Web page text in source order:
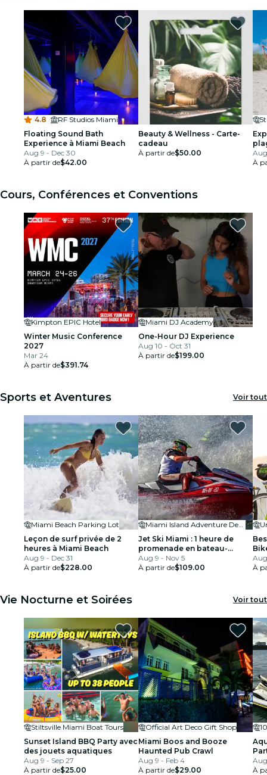
4.8 ·
RF Studios Miami
Floating Sound Bath
Experience à Miami Beach
Aug 9 - Dec 30
À partir de$42.00
Beauty & Wellness - Carte-
cadeau
À partir de$50.00
À
Cours, Conférences et Conventions
Kimpton EPIC Hotel
Winter Music Conference
2027
Mar 24
À partir de$391.74
Miami DJ Academy
One-Hour DJ Experience
Aug 10 - Oct 31
À partir de$199.00
Sports et Aventures Voir tout
Miami Beach Parking Lot
Leçon de surf privée de 2
heures à Miami Beach
Aug 9 - Dec 31
À partir de$228.00
Miami Island Adventure Departure
Jet Ski Miami : 1 heure de
promenade en bateau-
ponton à South Beach
Aug 9 - Nov 5
À partir de$109.00
À
Vie Nocturne et Soirées Voir tout
Stiltsville Miami Boat Tours
Sunset Island BBQ Party avec
des jouets aquatiques
Aug 9 - Sep 27
À partir de$25.00
Official Art Deco Gift Shop
Miami Boos and Booze
Haunted Pub Crawl
Aug 9 - Feb 4
À partir de$29.00
À